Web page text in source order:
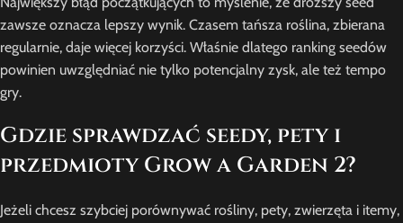
zawsze oznacza lepszy wynik. Czasem tańsza roślina, zbierana
regularnie, daje więcej korzyści. Właśnie dlatego ranking seedów
powinien uwzględniać nie tylko potencjalny zysk, ale też tempo
gry.
Gdzie sprawdzać seedy, pety i
przedmioty Grow a Garden 2?
Jeżeli chcesz szybciej porównywać rośliny, pety, zwierzęta i itemy,